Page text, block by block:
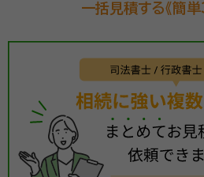
一括見積する《簡単